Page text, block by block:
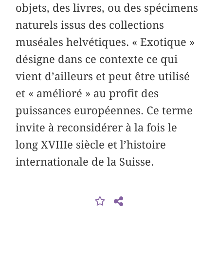
objets, des livres, ou des spécimens
naturels issus des collections
muséales helvétiques. « Exotique »
désigne dans ce contexte ce qui
vient d’ailleurs et peut être utilisé
et « amélioré » au profit des
puissances européennes. Ce terme
invite à reconsidérer à la fois le
long XVIIIe siècle et l’histoire
internationale de la Suisse.